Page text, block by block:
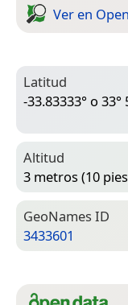
Ver en
Latitud
-33.83333° o 33°
Altitud
3 metros (10
Geo­Names ID
3433601